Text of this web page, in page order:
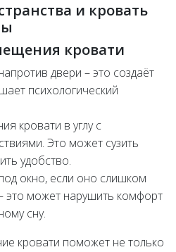
и кровать
кровати
двери – это создаёт
психологический
кровати в углу с
Это может сузить
удобство.
окно, если оно слишком
это может нарушить комфорт
сну.
кровати поможет не только